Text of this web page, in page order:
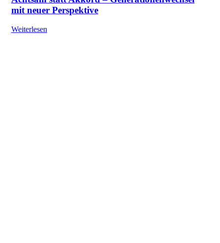
mit neuer Perspektive
Weiterlesen